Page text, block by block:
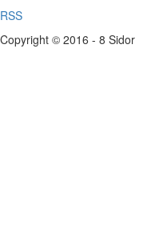
RSS
Copyright © 2016 - 8 Sidor